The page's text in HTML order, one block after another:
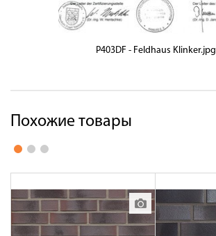
P403DF - Feldhaus Klinker.jpg
Похожие товары